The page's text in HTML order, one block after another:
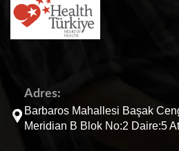
Adres:
Barbaros Mahallesi Başak
Meridian B Blok No:2 Daire:5